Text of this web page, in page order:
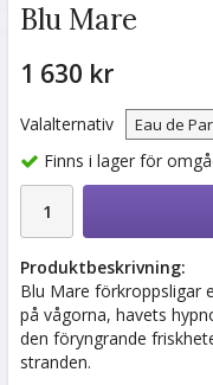
Blu Mare
1 630 kr
Valalternativ
Finns i lager för
Produktbeskrivning:
Blu Mare förkroppsligar
på vågorna, havets
den föryngrande
stranden.